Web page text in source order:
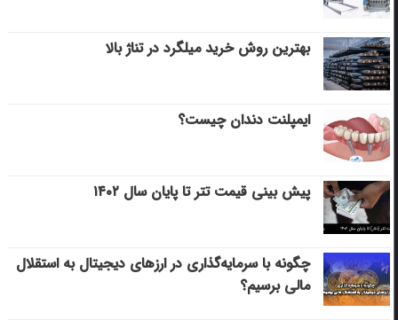
بهترین روش خرید میلگرد در تناژ بالا
ایمپلنت دندان چیست؟
پیش بینی قیمت تتر تا پایان سال ۱۴۰۲
چگونه با سرمایه‌گذاری در ارزهای دیجیتال به استقلال
مالی برسیم؟